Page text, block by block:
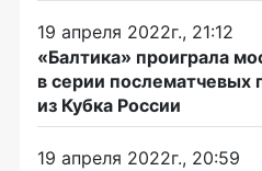
19 апреля 2022г., 21:12
«Балтика» проиграла
в серии послематчевых
из Кубка России
19 апреля 2022г., 20:59